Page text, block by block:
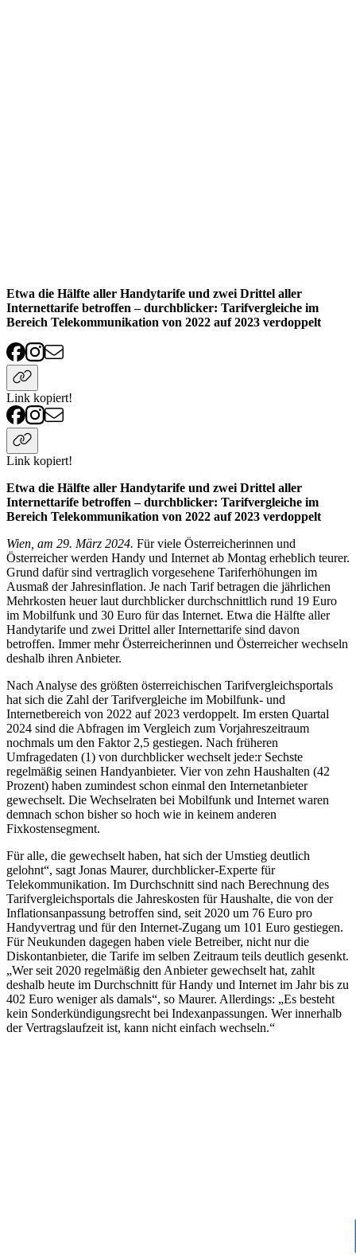
Etwa die Hälfte aller Handytarife und zwei Drittel aller
Internettarife betroffen – durchblicker: Tarifvergleiche im
Bereich Telekommunikation von 2022 auf 2023 verdoppelt
Link kopiert!
Link kopiert!
Etwa die Hälfte aller Handytarife und zwei Drittel aller
Internettarife betroffen – durchblicker: Tarifvergleiche im
Bereich Telekommunikation von 2022 auf 2023 verdoppelt
Wien, am 29. März 2024. Für viele Österreicherinnen und
Österreicher werden Handy und Internet ab Montag erheblich teurer.
Grund dafür sind vertraglich vorgesehene Tariferhöhungen im
Ausmaß der Jahresinflation. Je nach Tarif betragen die jährlichen
Mehrkosten heuer laut durchblicker durchschnittlich rund 19 Euro
im Mobilfunk und 30 Euro für das Internet. Etwa die Hälfte aller
Handytarife und zwei Drittel aller Internettarife sind davon
betroffen. Immer mehr Österreicherinnen und Österreicher wechseln
deshalb ihren Anbieter.
Nach Analyse des größten österreichischen Tarifvergleichsportals
hat sich die Zahl der Tarifvergleiche im Mobilfunk- und
Internetbereich von 2022 auf 2023 verdoppelt. Im ersten Quartal
2024 sind die Abfragen im Vergleich zum Vorjahreszeitraum
nochmals um den Faktor 2,5 gestiegen. Nach früheren
Umfragedaten (1) von durchblicker wechselt jede:r Sechste
regelmäßig seinen Handyanbieter. Vier von zehn Haushalten (42
Prozent) haben zumindest schon einmal den Internetanbieter
gewechselt. Die Wechselraten bei Mobilfunk und Internet waren
demnach schon bisher so hoch wie in keinem anderen
Fixkostensegment.
Für alle, die gewechselt haben, hat sich der Umstieg deutlich
gelohnt“, sagt Jonas Maurer, durchblicker-Experte für
Telekommunikation. Im Durchschnitt sind nach Berechnung des
Tarifvergleichsportals die Jahreskosten für Haushalte, die von der
Inflationsanpassung betroffen sind, seit 2020 um 76 Euro pro
Handyvertrag und für den Internet-Zugang um 101 Euro gestiegen.
Für Neukunden dagegen haben viele Betreiber, nicht nur die
Diskontanbieter, die Tarife im selben Zeitraum teils deutlich gesenkt.
„Wer seit 2020 regelmäßig den Anbieter gewechselt hat, zahlt
deshalb heute im Durchschnitt für Handy und Internet im Jahr bis zu
402 Euro weniger als damals“, so Maurer. Allerdings: „Es besteht
kein Sonderkündigungsrecht bei Indexanpassungen. Wer innerhalb
der Vertragslaufzeit ist, kann nicht einfach wechseln.“